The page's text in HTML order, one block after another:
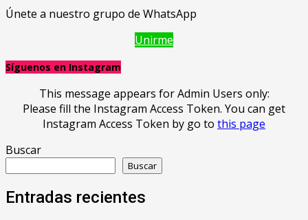
Únete a nuestro grupo de WhatsApp
Unirme
Síguenos en Instagram
This message appears for Admin Users only:
Please fill the Instagram Access Token. You can get
Instagram Access Token by go to this page
Buscar
Buscar
Entradas recientes